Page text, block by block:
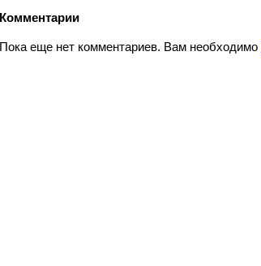
Комментарии
Пока еще нет комментариев. Вам необходимо